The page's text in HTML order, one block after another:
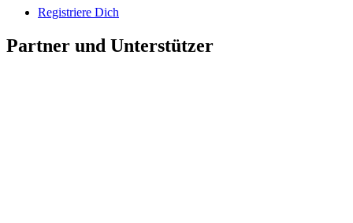
Registriere Dich
Partner und Unterstützer